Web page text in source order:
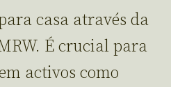
casa através da
É crucial para
activos como